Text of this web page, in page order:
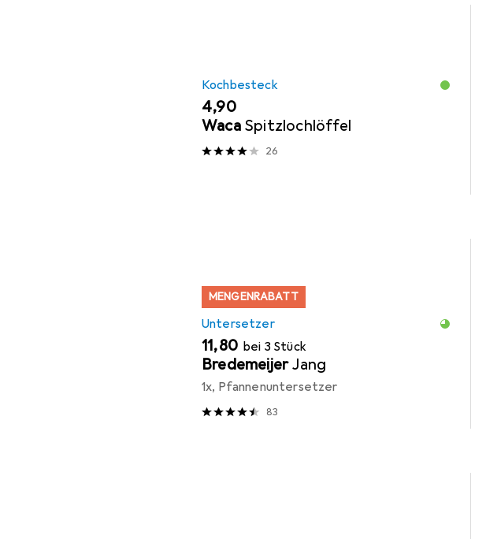
Kochbesteck
EUR
4,90
Waca Spitzlochlöffel
26
MENGENRABATT
Untersetzer
EUR
11,80 bei 3 Stück
BredemeijerJang
1x, Pfannenuntersetzer
83